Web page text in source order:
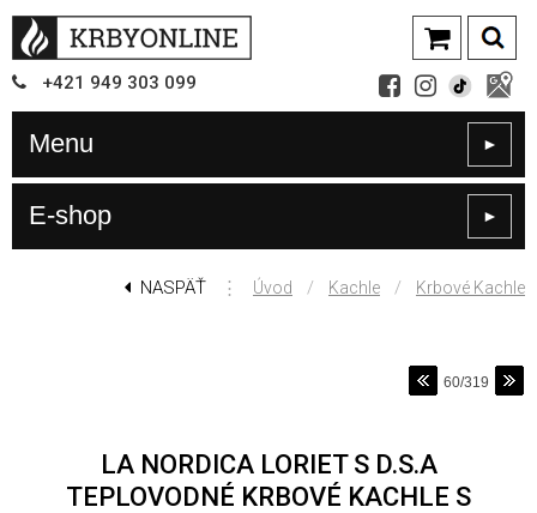
+421 949 303 099
Menu ►
E-shop ►
NASPÄŤ ⋮ Úvod / Kachle / Krbové Kachle
60/319
LA NORDICA LORIET S D.S.A
TEPLOVODNÉ KRBOVÉ KACHLE S